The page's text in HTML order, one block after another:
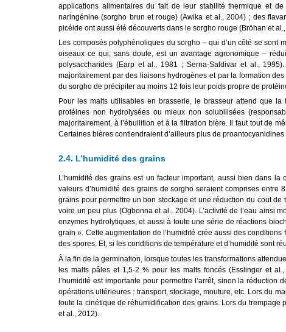
applications alimentaires du fait de leur stabilité thermique et
naringénine (sorgho brun et rouge) (Awika et al., 2004) ; des
picéide ont aussi été découverts dans le sorgho rouge (Bröhan et al.,
Les composés polyphénoliques du sorgho – qui d’un côté se sont
oiseaux ce qui, sans doute, est un avantage agronomique –
polysaccharides (Earp et al., 1981 ; Serna-Saldivar et al.,
majoritairement par des liaisons hydrogènes et par la formation
du sorgho de précipiter au moins 12 fois leur poids propre de
Pour les malts utilisables en brasserie, le brasseur attend que
protéines non hydrolysées ou mieux non solubilisées
majoritairement, à l’ébullition et à la filtration bière. Il faut tout de
Certaines bières contiendraient d’ailleurs plus de
2.4. L’humidité des grains
L’humidité des grains est un facteur important, aussi bien dans
valeurs d’humidité des grains de sorgho seraient comprises entre
grains pour permettre un bon stockage et une réduction du cout
voire un peu plus (Ogbonna et al., 2004). L’activité de l’eau ainsi
enzymes hydrolytiques, et aussi à toute une série de réactions
grain ». Cette augmentation de l’humidité crée aussi des
des spores. Et, si les conditions de température et d’humidité sont
À la fin de la germination, lorsque toutes les transformations
les malts pâles et 1,5-2 % pour les malts foncés (Esslinger et
l’humidité est importante pour permettre l’arrêt, sinon la
opérations ultérieures : transport, stockage, mouture, etc. Lors du
toute la cinétique de réhumidification des grains. Lors du
et al., 2012).